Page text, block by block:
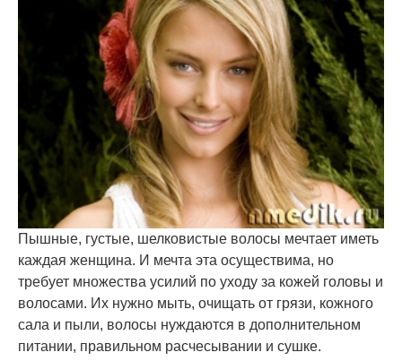
Пышные, густые, шелковистые волосы мечтает иметь
каждая женщина. И мечта эта осуществима, но
требует множества усилий по уходу за кожей головы и
волосами. Их нужно мыть, очищать от грязи, кожного
сала и пыли, волосы нуждаются в дополнительном
питании, правильном расчесывании и сушке.